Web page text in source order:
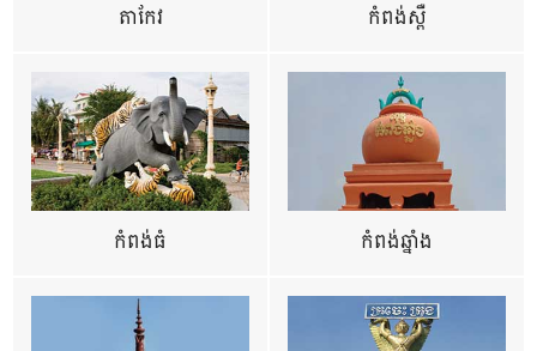
តាកែវ កំពង់ស្ពឺ
កំពង់ធំ កំពង់ឆ្នាំង